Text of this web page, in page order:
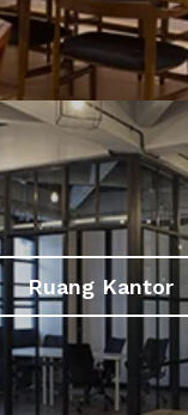
Ruang Kantor